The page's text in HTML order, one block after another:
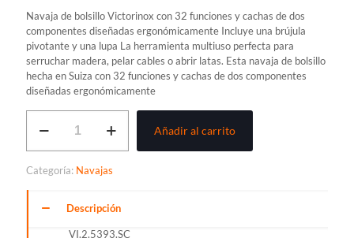
Navaja de bolsillo Victorinox con 32 funciones y cachas de dos
componentes diseñadas ergonómicamente Incluye una brújula
pivotante y una lupa La herramienta multiuso perfecta para
serruchar madera, pelar cables o abrir latas. Esta navaja de bolsillo
hecha en Suiza con 32 funciones y cachas de dos componentes
diseñadas ergonómicamente
VICTORINOX
cantidad
Añadir al carrito
Categoría: Navajas
Descripción
VI.2.5393.SC